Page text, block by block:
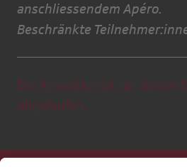
anschliessendem Apéro.
Beschränkte
Die Anmeldefrist für diesen
abgelaufen.